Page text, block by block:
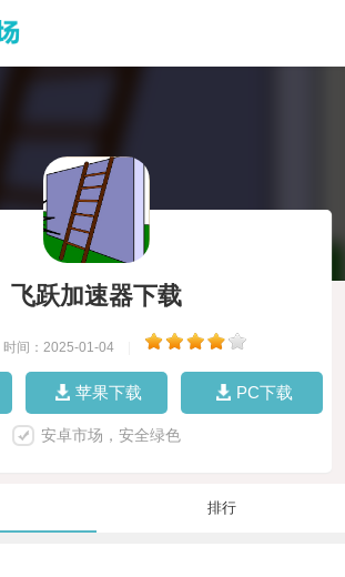
飞跃加速器下载
时间：2025-01-04
苹果下载 PC下载
安卓市场，安全绿色
排行